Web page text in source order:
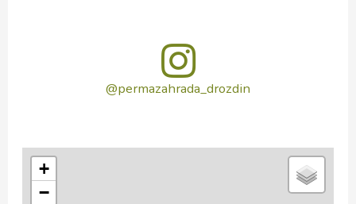
@permazahrada_drozdin
+
−